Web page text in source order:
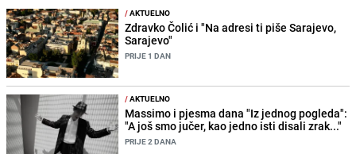
/AKTUELNO
Zdravko Čolić i "Na adresi ti piše Sarajevo,
Sarajevo"
PRIJE 1 DAN
/AKTUELNO
Massimo i pjesma dana "Iz jednog pogleda":
"A još smo jučer, kao jedno isti disali zrak..."
PRIJE 2 DANA